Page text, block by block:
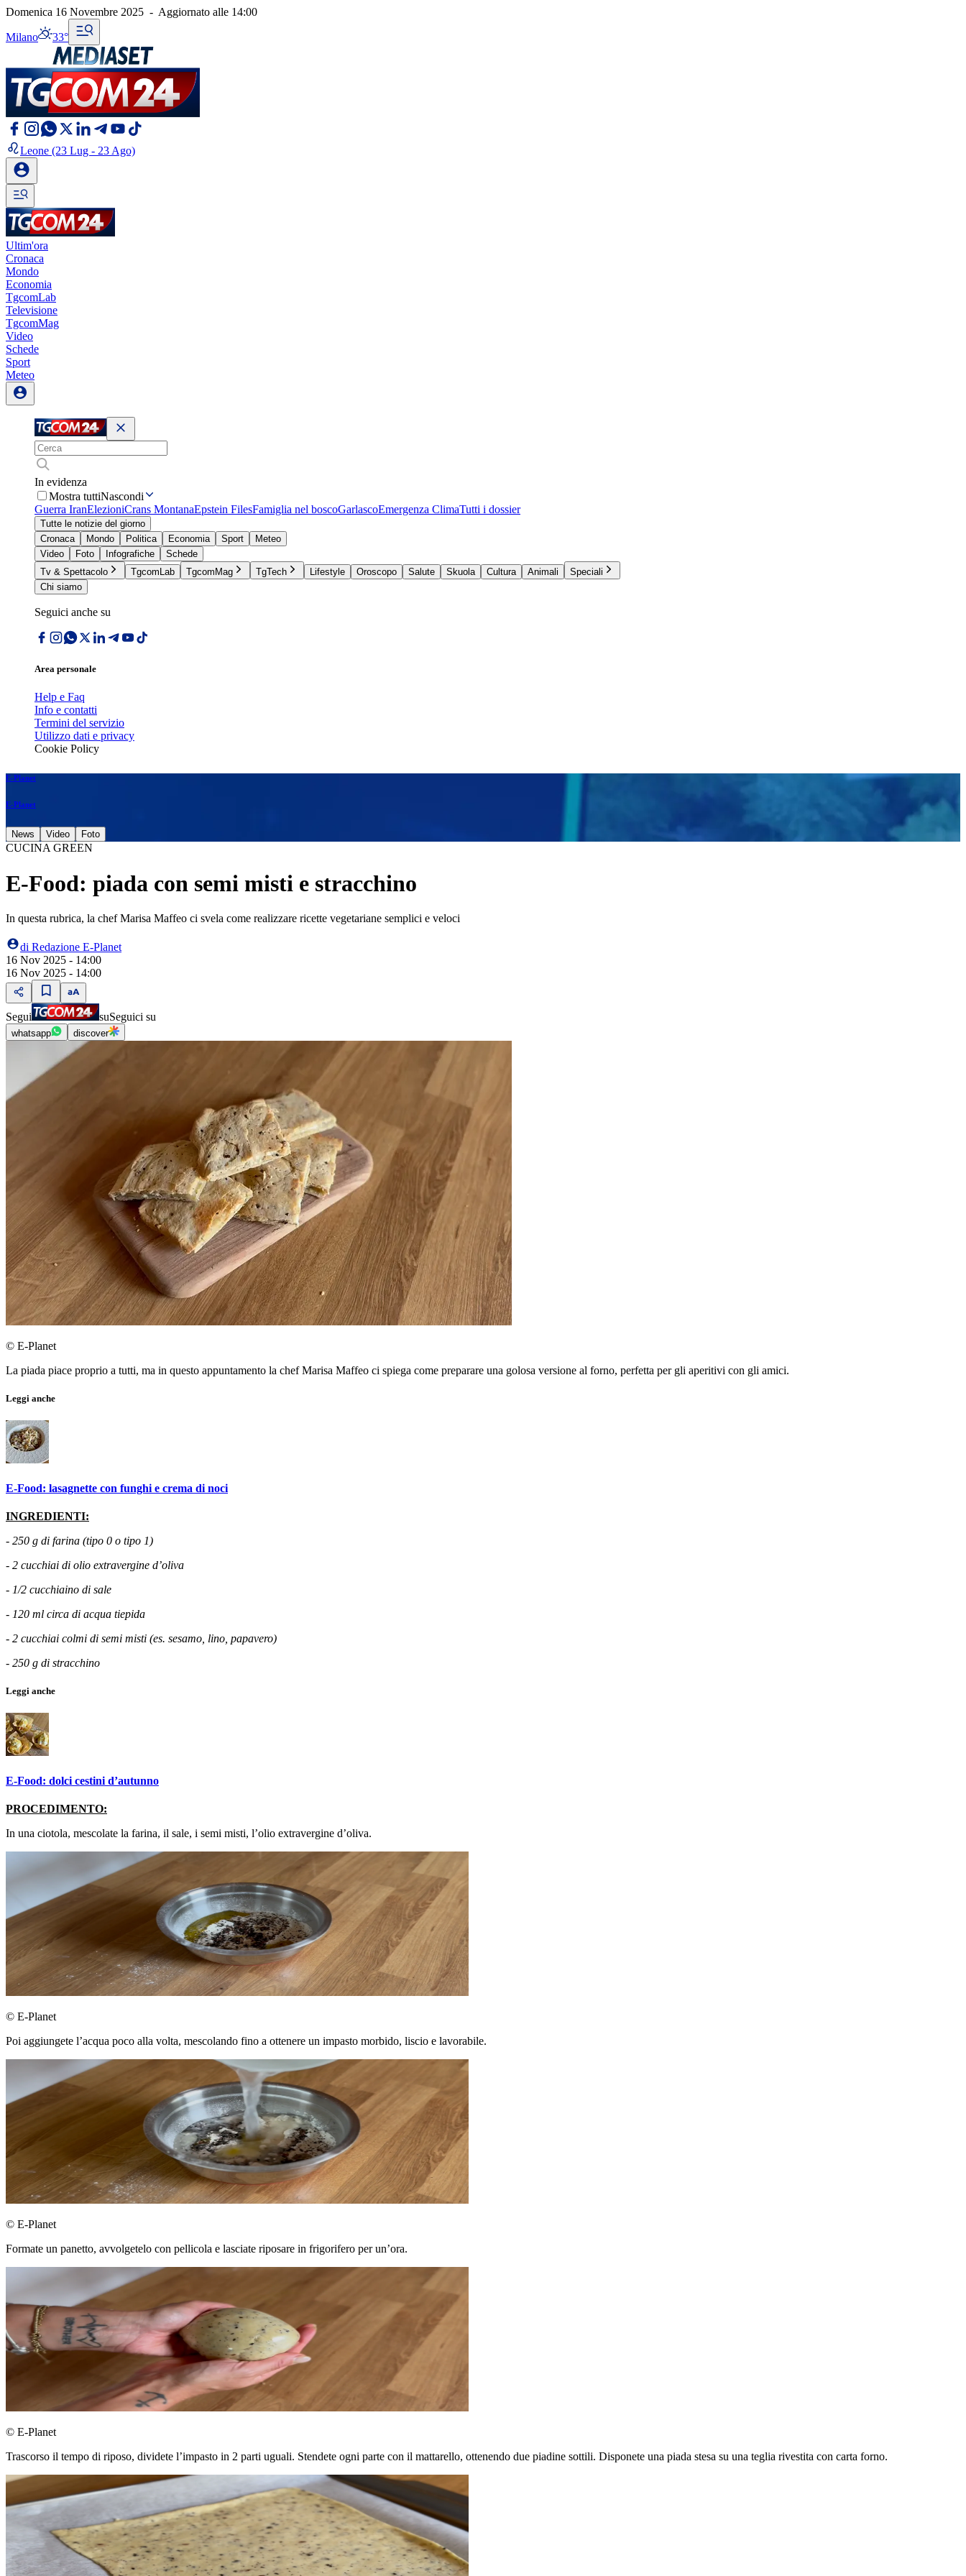
Domenica 16 Novembre 2025 - Aggiornato alle 14:00
Milano 33°
Leone (23 Lug - 23 Ago)
Ultim'ora
Cronaca
Mondo
Economia
TgcomLab
Televisione
TgcomMag
Video
Schede
Sport
Meteo
In evidenza
Mostra tuttiNascondi
Guerra IranElezioniCrans MontanaEpstein FilesFamiglia nel boscoGarlascoEmergenza ClimaTutti i dossier
Tutte le notizie del giorno
Cronaca
Mondo Politica Economia Sport
Meteo
Video
Foto Infografiche
Schede
Tv & Spettacolo
TgcomLab TgcomMag TgTech Lifestyle Oroscopo Salute Skuola Cultura Animali
Speciali
Chi siamo
Seguici anche su
Area personale
Help e Faq
Info e contatti
Termini del servizio
Utilizzo dati e privacy
Cookie Policy
E-Planet
E-Planet
News Video Foto
CUCINA GREEN
E-Food: piada con semi misti e stracchino
In questa rubrica, la chef Marisa Maffeo ci svela come realizzare ricette vegetariane semplici e veloci
di Redazione E-Planet
16 Nov 2025 - 14:00
16 Nov 2025 - 14:00
Segui suSeguici su
whatsapp discover
© E-Planet
La piada piace proprio a tutti, ma in questo appuntamento la chef Marisa Maffeo ci spiega come preparare una golosa versione al forno, perfetta per gli aperitivi con gli amici.
Leggi anche
E-Food: lasagnette con funghi e crema di noci
INGREDIENTI:
- 250 g di farina (tipo 0 o tipo 1)
- 2 cucchiai di olio extravergine d’oliva
- 1/2 cucchiaino di sale
- 120 ml circa di acqua tiepida
- 2 cucchiai colmi di semi misti (es. sesamo, lino, papavero)
- 250 g di stracchino
Leggi anche
E-Food: dolci cestini d’autunno
PROCEDIMENTO:
In una ciotola, mescolate la farina, il sale, i semi misti, l’olio extravergine d’oliva.
© E-Planet
Poi aggiungete l’acqua poco alla volta, mescolando fino a ottenere un impasto morbido, liscio e lavorabile.
© E-Planet
Formate un panetto, avvolgetelo con pellicola e lasciate riposare in frigorifero per un’ora.
© E-Planet
Trascorso il tempo di riposo, dividete l’impasto in 2 parti uguali. Stendete ogni parte con il mattarello, ottenendo due piadine sottili. Disponete una piada stesa su una teglia rivestita con carta forno.